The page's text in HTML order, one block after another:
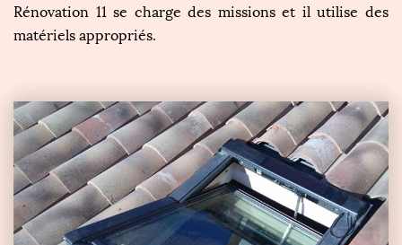
Rénovation 11 se charge des missions et il utilise des
matériels appropriés.